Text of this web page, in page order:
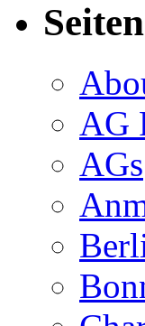
Seiten
AG
AGs